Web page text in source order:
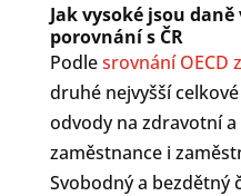
Jak vysoké jsou
porovnání s ČR
Podlesrovnání OECD
druhé nejvyšší
odvody na zdravotní
zaměstnance i
Svobodný a bezdětný